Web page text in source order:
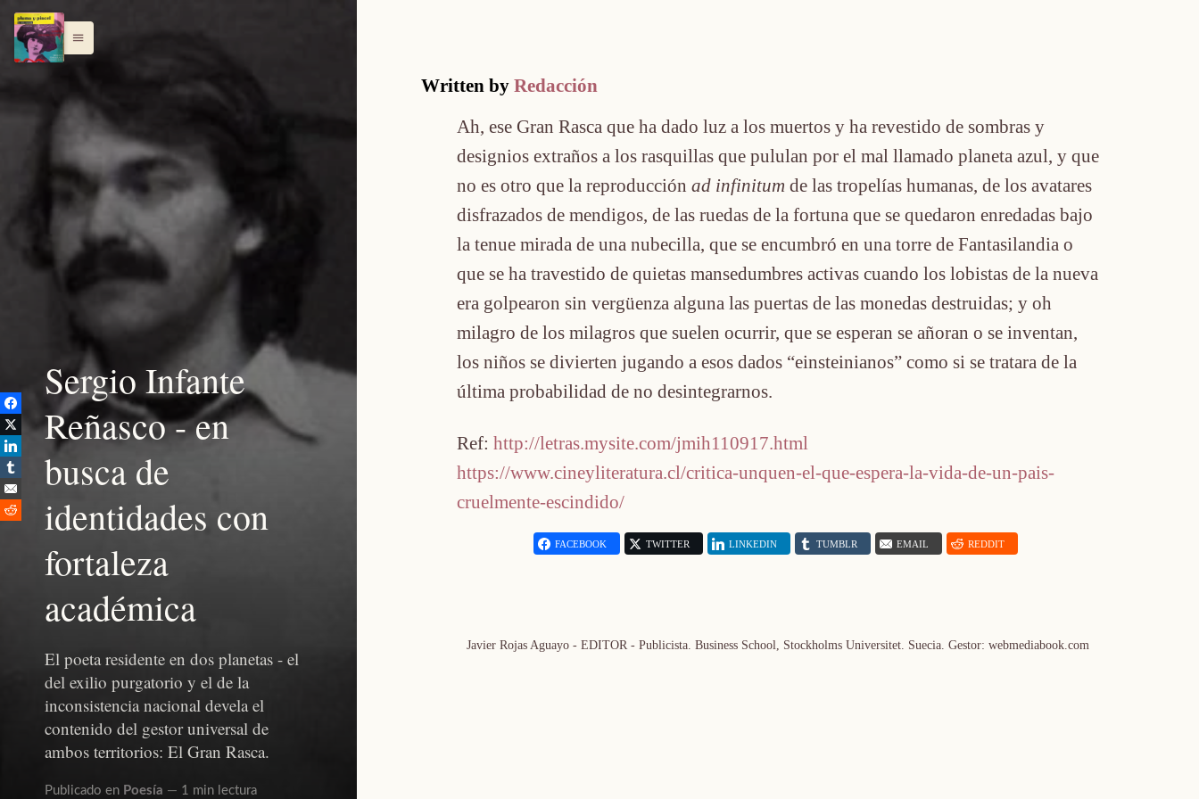
menu
Sergio Infante
Reñasco - en
busca de
identidades con
fortaleza
académica
El poeta residente en dos planetas - el
del exilio purgatorio y el de la
inconsistencia nacional devela el
contenido del gestor universal de
ambos territorios: El Gran Rasca.
Publicado en Poesía 1 min lectura
Written by Redacción
Ah, ese Gran Rasca que ha dado luz a los muertos y ha revestido de sombras y
designios extraños a los rasquillas que pululan por el mal llamado planeta azul, y que
no es otro que la reproducción ad infinitum de las tropelías humanas, de los avatares
disfrazados de mendigos, de las ruedas de la fortuna que se quedaron enredadas bajo
la tenue mirada de una nubecilla, que se encumbró en una torre de Fantasilandia o
que se ha travestido de quietas mansedumbres activas cuando los lobistas de la nueva
era golpearon sin vergüenza alguna las puertas de las monedas destruidas; y oh
milagro de los milagros que suelen ocurrir, que se esperan se añoran o se inventan,
los niños se divierten jugando a esos dados “einsteinianos” como si se tratara de la
última probabilidad de no desintegrarnos.
Ref: http://letras.mysite.com/jmih110917.html
https://www.cineyliteratura.cl/critica-unquen-el-que-espera-la-vida-de-un-pais-
cruelmente-escindido/
FACEBOOK TWITTER LINKEDIN TUMBLR EMAIL REDDIT
Javier Rojas Aguayo - EDITOR - Publicista. Business School, Stockholms Universitet. Suecia. Gestor: webmediabook.com